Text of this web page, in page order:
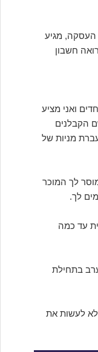
העסקה, מגיע
חשבון
ואני מציע
הקבלנים
מניות של
לך המוכר
לך.
עד כמה
בתחילת
לא לעשות את